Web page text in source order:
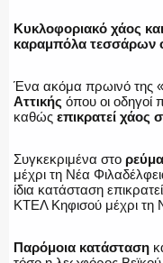
ΠΥΡΟΣΒΕΣΤΙΚΗ
ΛΙΜΕΝΙΚΟ
ΕΝΟΠΛΕΣ ΔΥΝΑΜΕΙΣ
Κυκλοφοριακό χάος
καραμπόλα τεσσάρων
Ένα ακόμα πρωινό της
Αττικής όπου οι οδηγοί
καθώς επικρατεί χάος
Συγκεκριμένα στο
μέχρι τη Νέα
ίδια κατάσταση
ΚΤΕΛ Κηφισού μέχρι τη
Παρόμοια κατάσταση